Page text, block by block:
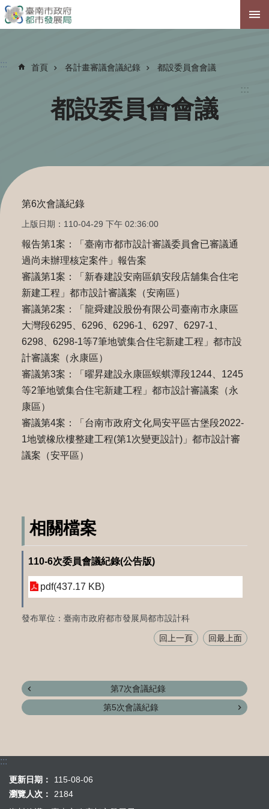
跳到主要內容區塊
:::
::: 首頁 各計畫審議會議紀錄 都設委員會會議
都設委員會會議
第6次會議紀錄
上版日期：110-04-29 下午 02:36:00
報告第1案：「臺南市都市設計審議委員會已審議通
過尚未辦理核定案件」報告案
審議第1案：「新春建設安南區鎮安段店舖集合住宅
新建工程」都市設計審議案（安南區）
審議第2案：「龍舜建設股份有限公司臺南市永康區
大灣段6295、6296、6296-1、6297、6297-1、
6298、6298-1等7筆地號集合住宅新建工程」都市設
計審議案（永康區）
審議第3案：「曜昇建設永康區蜈蜞潭段1244、1245
等2筆地號集合住宅新建工程」都市設計審議案（永
康區）
審議第4案：「台南市政府文化局安平區古堡段2022-
1地號橡欣樓整建工程(第1次變更設計)」都市設計審
議案（安平區）
相關檔案
110-6次委員會議紀錄(公告版)
pdf(437.17 KB)
發布單位：臺南市政府都市發展局都市設計科
回上一頁 回最上面
第7次會議紀錄
第5次會議紀錄
:::
更新日期：
115-08-06
瀏覽人次：
2184